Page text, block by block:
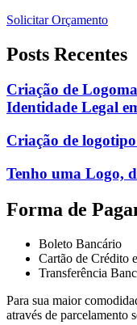
Solicitar Orçamento
Posts Recentes
Criação de
Identidade Legal
Criação de
Tenho uma Logo,
Forma de
Boleto Bancário
Cartão de Crédito
Transferência
Para sua maior
através de parcelamento